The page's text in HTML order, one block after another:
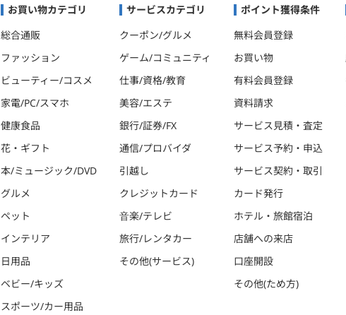
まいにちポイントくらぶナビゲーション
お買い物カテゴリ
総合通販
ファッション
ビューティー/コスメ
家電/PC/スマホ
健康食品
花・ギフト
本/ミュージック/DVD
グルメ
ペット
インテリア
日用品
ベビー/キッズ
スポーツ/カー用品
サービスカテゴリ
クーポン/グルメ
ゲーム/コミュニティ
仕事/資格/教育
美容/エステ
銀行/証券/FX
通信/プロバイダ
引越し
クレジットカード
音楽/テレビ
旅行/レンタカー
その他(サービス)
ポイント獲得条件
無料会員登録
お買い物
有料会員登録
資料請求
サービス見積・査定
サービス予約・申込
サービス契約・取引
カード発行
ホテル・旅館宿泊
店舗への来店
口座開設
その他(ため方)